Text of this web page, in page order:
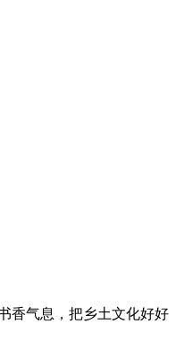
香气息，把乡土文化好好